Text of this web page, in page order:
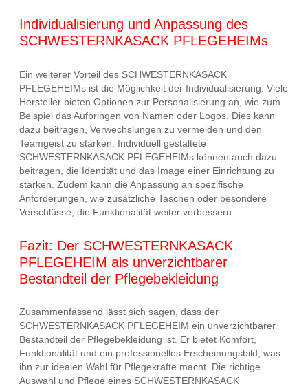
Individualisierung und Anpassung des
SCHWESTERNKASACK PFLEGEHEIMs
Ein weiterer Vorteil des SCHWESTERNKASACK
PFLEGEHEIMs ist die Möglichkeit der Individualisierung. Viele
Hersteller bieten Optionen zur Personalisierung an, wie zum
Beispiel das Aufbringen von Namen oder Logos. Dies kann
dazu beitragen, Verwechslungen zu vermeiden und den
Teamgeist zu stärken. Individuell gestaltete
SCHWESTERNKASACK PFLEGEHEIMs können auch dazu
beitragen, die Identität und das Image einer Einrichtung zu
stärken. Zudem kann die Anpassung an spezifische
Anforderungen, wie zusätzliche Taschen oder besondere
Verschlüsse, die Funktionalität weiter verbessern.
Fazit: Der SCHWESTERNKASACK
PFLEGEHEIM als unverzichtbarer
Bestandteil der Pflegebekleidung
Zusammenfassend lässt sich sagen, dass der
SCHWESTERNKASACK PFLEGEHEIM ein unverzichtbarer
Bestandteil der Pflegebekleidung ist. Er bietet Komfort,
Funktionalität und ein professionelles Erscheinungsbild, was
ihn zur idealen Wahl für Pflegekräfte macht. Die richtige
Auswahl und Pflege eines SCHWESTERNKASACK